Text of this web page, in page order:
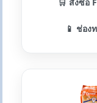
📱 ช่อง